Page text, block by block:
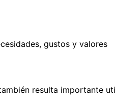
gustos y valores
resulta importante